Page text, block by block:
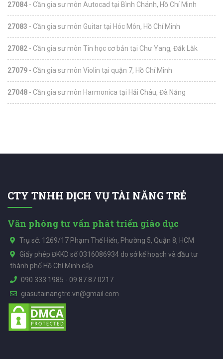
27084 - Cần gia sư môn Autocad tại Bình Chánh, Hồ Chí Minh
27083 - Cần gia sư môn Guitar tại Hóc Môn, Hồ Chí Minh
27082 - Cần gia sư môn Tin học cơ bản tại Chư Yang, Đăk Lăk
27079 - Cần gia sư môn Violin tại quận 7, Hồ Chí Minh
27048 - Cần gia sư môn Harmonica tại Hải Châu, Đà Nẵng
CTY TNHH DỊCH VỤ TÀI NĂNG TRẺ
Văn phòng tư vấn phát triển giáo dục
Trụ sở: 1269/17 Phạm Thế Hiển, Phường 5, Quận 8, HCM
Giấy phép ĐKKD số 0316086934 do sở kế hoạch và đầu tư
thành phố Hồ Chí Minh cấp
090.333.1985 - 09.87.87.0217
giasutainangtre.vn@gmail.com